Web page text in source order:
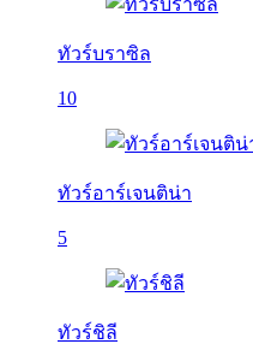
ทัวร์บราซิล
10
ทัวร์อาร์เจนติน่า
5
ทัวร์ชิลี